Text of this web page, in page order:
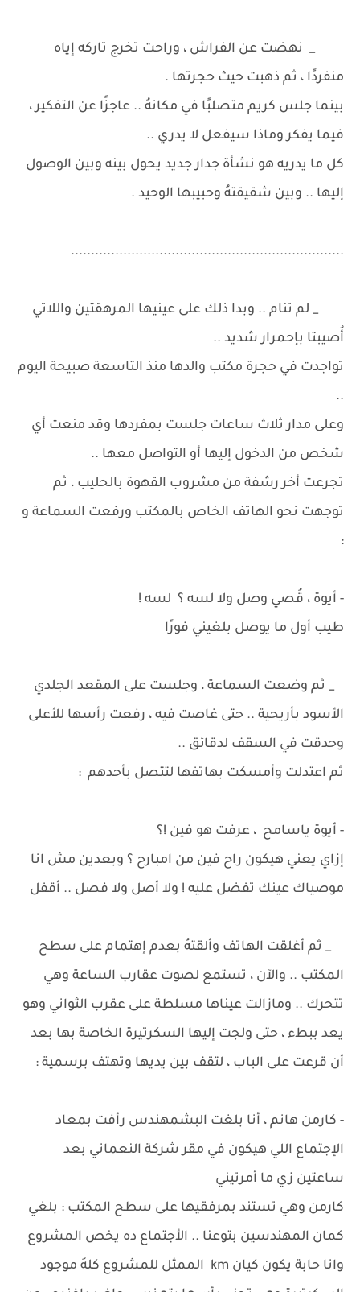
_ نهضت عن الفراش ، وراحت تخرج تاركه إياه
منفردًا ، ثم ذهبت حيث حجرتها .
بينما جلس كريم متصلبًا في مكانهُ .. عاجزًا عن التفكير ،
فيما يفكر وماذا سيفعل لا يدري ..
كل ما يدريه هو نشأة جدار جديد يحول بينه وبين الوصول
إليها .. وبين شقيقتهُ وحبيبها الوحيد .
....................................................................
_ لم تنام .. وبدا ذلك على عينيها المرهقتين واللاتي
أُصيبتا بإحمرار شديد ..
تواجدت في حجرة مكتب والدها منذ التاسعة صبيحة اليوم
..
وعلى مدار ثلاث ساعات جلست بمفردها وقد منعت أي
شخص من الدخول إليها أو التواصل معها ..
تجرعت أخر رشفة من مشروب القهوة بالحليب ، ثم
توجهت نحو الهاتف الخاص بالمكتب ورفعت السماعة و
:
- أيوة ، قُصي وصل ولا لسه ؟ لسه !
طيب أول ما يوصل بلغيني فورًا
_ ثم وضعت السماعة ، وجلست على المقعد الجلدي
الأسود بأريحية .. حتى غاصت فيه ، رفعت رأسها للأعلى
وحدقت في السقف لدقائق ..
ثم اعتدلت وأمسكت بهاتفها لتتصل بأحدهم :
- أيوة ياسامح ، عرفت هو فين !؟
إزاي يعني هيكون راح فين من امبارح ؟ وبعدين مش انا
موصياك عينك تفضل عليه ! ولا أصل ولا فصل .. أقفل
_ ثم أغلقت الهاتف وألقتهُ بعدم إهتمام على سطح
المكتب .. والآن ، تستمع لصوت عقارب الساعة وهي
تتحرك .. ومازالت عيناها مسلطة على عقرب الثواني وهو
يعد ببطء ، حتى ولجت إليها السكرتيرة الخاصة بها بعد
أن قرعت على الباب ، لتقف بين يديها وتهتف برسمية :
- كارمن هانم ، أنا بلغت البشمهندس رأفت بمعاد
الإجتماع اللي هيكون في مقر شركة النعماني بعد
ساعتين زي ما أمرتيني
كارمن وهي تستند بمرفقيها على سطح المكتب : بلغي
كمان المهندسين بتوعنا .. الأجتماع ده يخص المشروع
وانا حابة يكون كيان km الممثل للمشروع كلهُ موجود